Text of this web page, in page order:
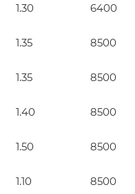
1.30 6400
1.35 8500
1.35 8500
1.40 8500
1.50 8500
1.10 8500